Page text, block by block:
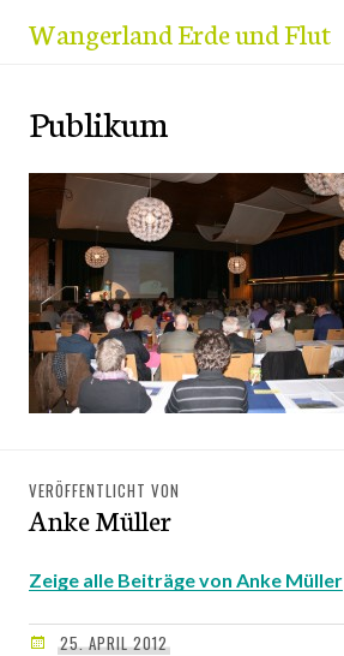
InhaltWangerland Erde und Flut
Publikum
VERÖFFENTLICHT VON
Anke Müller
Zeige alle Beiträge von Anke Müller
25. APRIL 2012